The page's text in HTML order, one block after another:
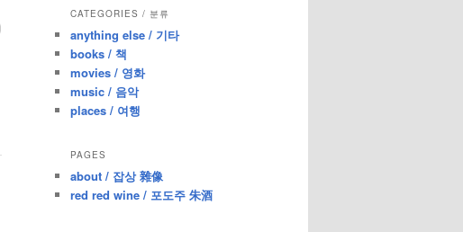
r
h
CATEGORIES / 분류
anything else / 기타
books / 책
movies / 영화
music / 음악
places / 여행
PAGES
about / 잡상 雜像
red red wine / 포도주 朱酒